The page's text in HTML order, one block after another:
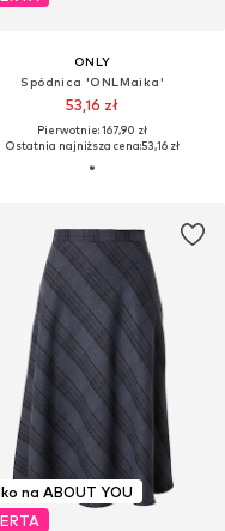
ONLY
Spódnica 'ONLMaika'
53,16 zł
Pierwotnie: 167,90 zł
Ostatnia najniższa cena:53,16 zł
na ABOUT YOU